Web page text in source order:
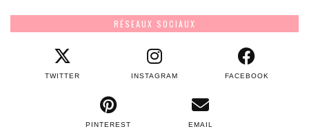
RÉSEAUX SOCIAUX
TWITTER INSTAGRAM FACEBOOK
PINTEREST EMAIL